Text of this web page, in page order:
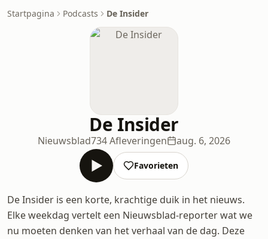
Startpagina Podcasts De Insider
De Insider
Nieuwsblad734 Afleveringen aug. 6, 2026
Favorieten
De Insider is een korte, krachtige duik in het nieuws.
Elke weekdag vertelt een Nieuwsblad-reporter wat we
nu moeten denken van het verhaal van de dag. Deze